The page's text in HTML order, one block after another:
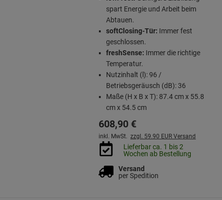
spart Energie und Arbeit beim
Abtauen.
softClosing-Tür: Immer fest
geschlossen.
freshSense: Immer die richtige
Temperatur.
Nutzinhalt (l): 96 /
Betriebsgeräusch (dB): 36
Maße (H x B x T): 87.4 cm x 55.8
cm x 54.5 cm
608,90 €
inkl. MwSt. zzgl. 59.90 EUR Versand
Lieferbar ca. 1 bis 2
Wochen ab Bestellung
Versand
per Spedition